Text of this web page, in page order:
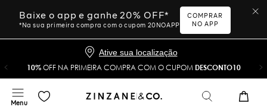
Baixe o app e ganhe 20% OFF*
*Na sua primeira compra com o cupom 20NOAPP
COMPRAR
NO APP
Ative sua localização
10%OFF NA PRIMEIRA COMPRA COM O CUPOM DESCONTO10